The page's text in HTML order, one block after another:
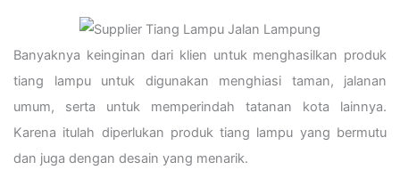
Banyaknya keinginan dari klien untuk menghasilkan produk
tiang lampu untuk digunakan menghiasi taman, jalanan
umum, serta untuk memperindah tatanan kota lainnya.
Karena itulah diperlukan produk tiang lampu yang bermutu
dan juga dengan desain yang menarik.